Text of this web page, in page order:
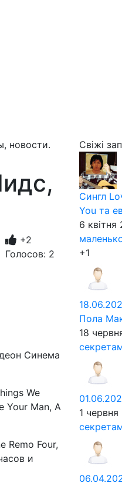
новости.
+2
Голосов: 2
Синема
We
Your Man, A
Remo Four,
и
Свіжі
Сингл
You та
6
+1
Пола
18
1